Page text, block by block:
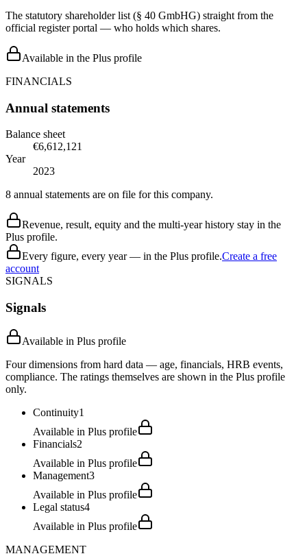
The statutory shareholder list (§ 40 GmbHG) straight from the
official register portal — who holds which shares.
Available in the Plus profile
FINANCIALS
Annual statements
Balance sheet
€6,612,121
Year
2023
8 annual statements are on file for this company.
Revenue, result, equity and the multi-year history stay in the
Plus profile.
Every figure, every year — in the Plus profile.Create a free
account
SIGNALS
Signals
Available in Plus profile
Four dimensions from hard data — age, financials, HRB events,
compliance. The ratings themselves are shown in the Plus profile
only.
Continuity1
Available in Plus profile
Financials2
Available in Plus profile
Management3
Available in Plus profile
Legal status4
Available in Plus profile
MANAGEMENT